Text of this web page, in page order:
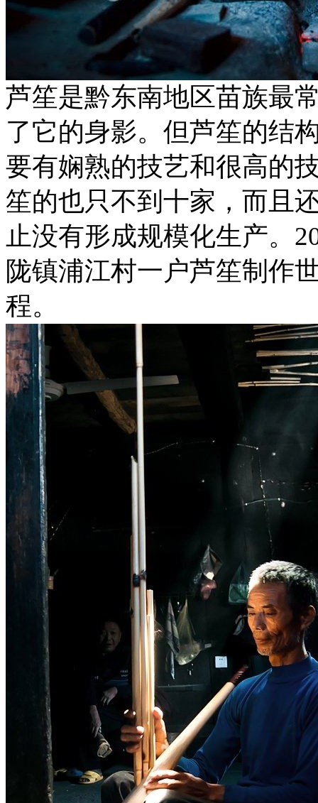
芦笙是黔东南地区苗族最
了它的身影。但芦笙的结
要有娴熟的技艺和很高的
笙的也只不到十家，而且
止没有形成规模化生产。
陇镇浦江村一户芦笙制作
程。